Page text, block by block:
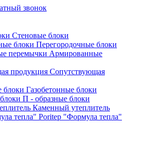
звонок
Стеновые блоки
Перегородочные блоки
Армированные
Сопутствующая
Газобетонные блоки
П - образные блоки
Каменный утеплитель
Poritep "Формула тепла"